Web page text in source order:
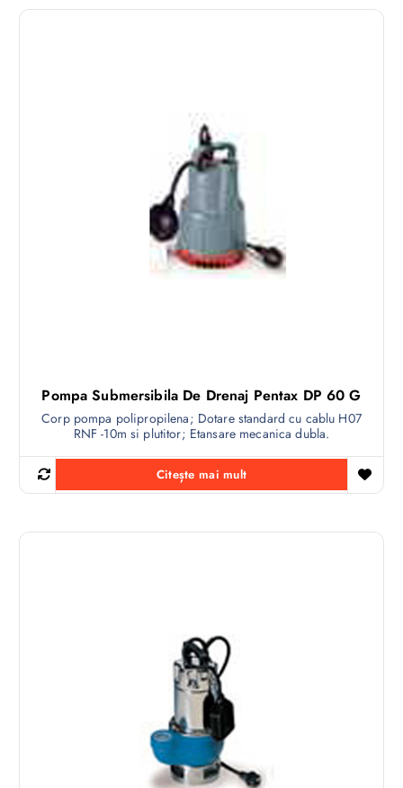
Pompa Submersibila De Drenaj Pentax DP 60 G
Corp pompa polipropilena; Dotare standard cu cablu H07
RNF -10m si plutitor; Etansare mecanica dubla.
Citește mai mult